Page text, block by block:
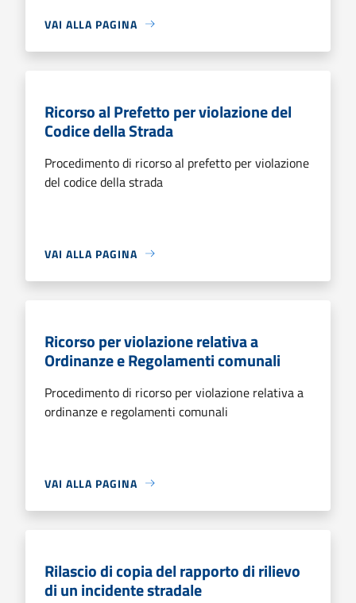
VAI ALLA PAGINA
Ricorso al Prefetto per violazione del
Codice della Strada
Procedimento di ricorso al prefetto per violazione
del codice della strada
VAI ALLA PAGINA
Ricorso per violazione relativa a
Ordinanze e Regolamenti comunali
Procedimento di ricorso per violazione relativa a
ordinanze e regolamenti comunali
VAI ALLA PAGINA
Rilascio di copia del rapporto di rilievo
di un incidente stradale